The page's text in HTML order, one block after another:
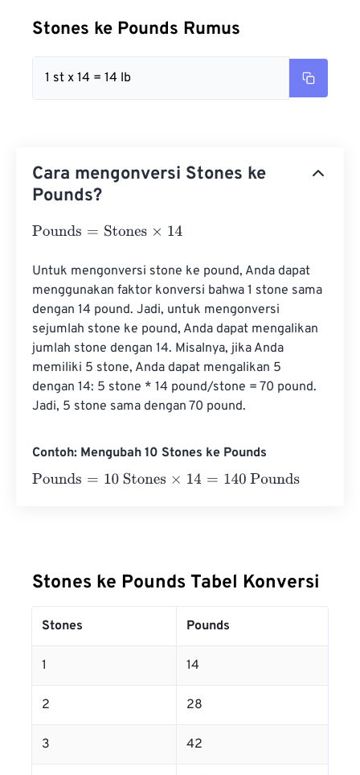
Stones ke Pounds Rumus
1 st x 14 = 14 lb
Cara mengonversi Stones ke
Pounds?
Pounds= Stones×14
Untuk mengonversi stone ke pound, Anda dapat
menggunakan faktor konversi bahwa 1 stone sama
dengan 14 pound. Jadi, untuk mengonversi
sejumlah stone ke pound, Anda dapat mengalikan
jumlah stone dengan 14. Misalnya, jika Anda
memiliki 5 stone, Anda dapat mengalikan 5
dengan 14: 5 stone * 14 pound/stone = 70 pound.
Jadi, 5 stone sama dengan 70 pound.
Contoh: Mengubah 10 Stones ke Pounds
Pounds= 10 Stones×14= 140 Pounds
Stones ke Pounds Tabel Konversi
Stones Pounds
1 14
2 28
3 42